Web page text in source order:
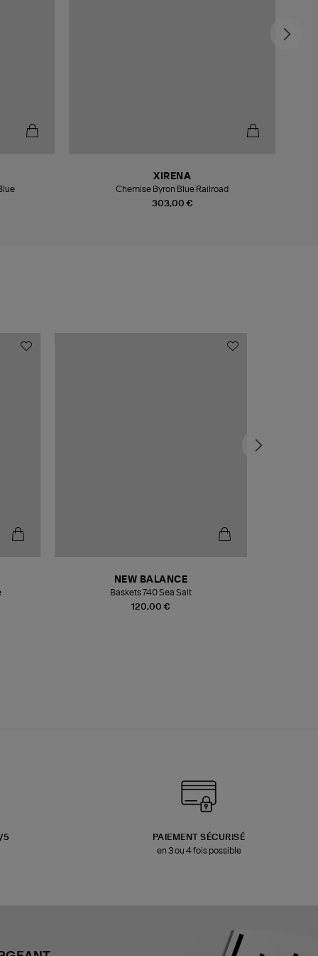
303,00 €
XIRENA
Chemise Byron Blue Railroad
120,00 €
NEW BALANCE
Baskets 740 Sea Salt
5
PAIEMENT SÉCURISÉ
en 3 ou 4 fois possible